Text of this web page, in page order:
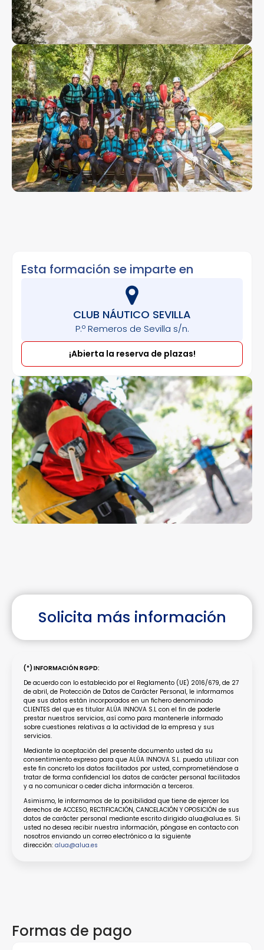
Esta formación se imparte en
CLUB NÁUTICO SEVILLA
P.º Remeros de Sevilla s/n.
¡Abierta la reserva de plazas!
Solicita más información
(*) INFORMACIÓN RGPD:
De acuerdo con lo establecido por el Reglamento (UE) 2016/679, de 27
de abril, de Protección de Datos de Carácter Personal, le informamos
que sus datos están incorporados en un fichero denominado
CLIENTES del que es titular ALÚA INNOVA S.L con el fin de poderle
prestar nuestros servicios, así como para mantenerle informado
sobre cuestiones relativas a la actividad de la empresa y sus
servicios.
Mediante la aceptación del presente documento usted da su
consentimiento expreso para que ALÚA INNOVA S.L. pueda utilizar con
este fin concreto los datos facilitados por usted, comprometiéndose a
tratar de forma confidencial los datos de carácter personal facilitados
y a no comunicar o ceder dicha información a terceros.
Asimismo, le informamos de la posibilidad que tiene de ejercer los
derechos de ACCESO, RECTIFICACIÓN, CANCELACIÓN Y OPOSICIÓN de sus
datos de carácter personal mediante escrito dirigido alua@alua.es. Si
usted no desea recibir nuestra información, póngase en contacto con
nosotros enviando un correo electrónico a la siguiente
dirección: alua@alua.es
Formas de pago